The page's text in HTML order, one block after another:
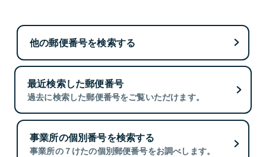
他の郵便番号を検索する
最近検索した郵便番号
過去に検索した郵便番号をご覧いただけます。
事業所の個別番号を検索する
事業所の７けたの個別郵便番号をお調べします。